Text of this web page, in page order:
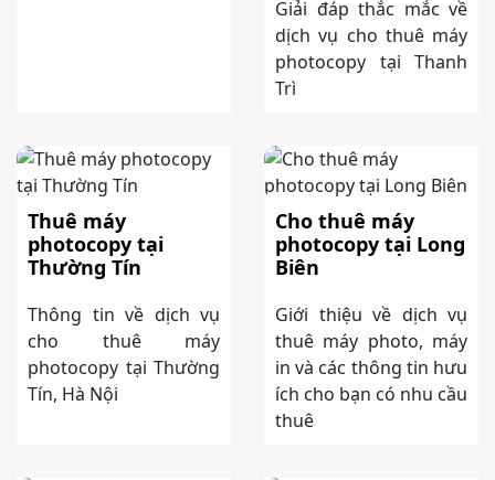
Giải đáp thắc mắc về
dịch vụ cho thuê máy
photocopy tại Thanh
Trì
Thuê máy
photocopy tại
Thường Tín
Thông tin về dịch vụ
cho thuê máy
photocopy tại Thường
Tín, Hà Nội
Cho thuê máy
photocopy tại Long
Biên
Giới thiệu về dịch vụ
thuê máy photo, máy
in và các thông tin hưu
ích cho bạn có nhu cầu
thuê